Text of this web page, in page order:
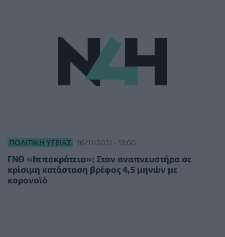
ΠΟΛΙΤΙΚΉ ΥΓΕΊΑΣ 16/11/2021 - 13:00
ΓΝΘ «Ιπποκράτειο»: Στον αναπνευστήρα σε
κρίσιμη κατάσταση βρέφος 4,5 μηνών με
κορονοϊό